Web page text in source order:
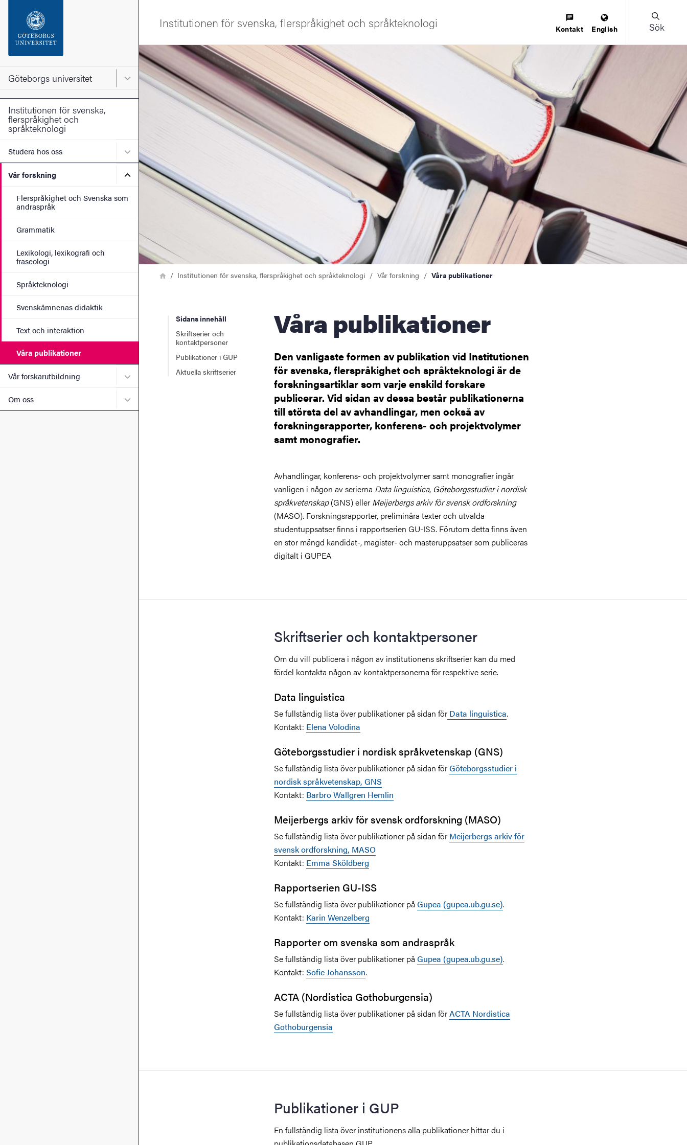
Sidfoten
Om webbplatsen
Göteborgs universitet Huvudmeny för Göteborgs universitet
Institutionen för svenska,
flerspråkighet och
språkteknologi
Studera hos oss Undermeny för Studera hos oss
Vår forskning Undermeny för Vår forskning
Flerspråkighet och Svenska som
andraspråk
Grammatik
Lexikologi, lexikografi och
fraseologi
Språkteknologi
Svenskämnenas didaktik
Text och interaktion
Våra publikationer
Vår forskarutbildning Undermeny för Vår forskarutbildning
Om oss Undermeny för Om oss
Institutionen för svenska, flerspråkighet och språkteknologi Kontakt English Sök
Bild
LänkstigHemInstitutionen för svenska, flerspråkighet och språkteknologi Vår forskning Våra publikationer
Sidans innehåll
Skriftserier och
kontaktpersoner
Publikationer i GUP
Aktuella skriftserier
Våra publikationer
Den vanligaste formen av publikation vid Institutionen
för svenska, flerspråkighet och språkteknologi är de
forskningsartiklar som varje enskild forskare
publicerar. Vid sidan av dessa består publikationerna
till största del av avhandlingar, men också av
forskningsrapporter, konferens- och projektvolymer
samt monografier.
Avhandlingar, konferens- och projektvolymer samt monografier ingår
vanligen i någon av serierna Data linguistica, Göteborgsstudier i nordisk
språkvetenskap(GNS) eller Meijerbergs arkiv för svensk ordforskning
(MASO). Forskningsrapporter, preliminära texter och utvalda
studentuppsatser finns i rapportserien GU-ISS. Förutom detta finns även
en stor mängd kandidat-, magister- och masteruppsatser som publiceras
digitalt i GUPEA.
Skriftserier och kontaktpersoner
Om du vill publicera i någon av institutionens skriftserier kan du med
fördel kontakta någon av kontaktpersonerna för respektive serie.
Data linguistica
Se fullständig lista över publikationer på sidan för Data linguistica.
Kontakt: Elena Volodina
Göteborgsstudier i nordisk språkvetenskap (GNS)
Se fullständig lista över publikationer på sidan förGöteborgsstudier i
nordisk språkvetenskap, GNS
Kontakt: Barbro Wallgren Hemlin
Meijerbergs arkiv för svensk ordforskning (MASO)
Se fullständig lista över publikationer på sidan för Meijerbergs arkiv för
svensk ordforskning, MASO
Kontakt: Emma Sköldberg
Rapportserien GU-ISS
Se fullständig lista över publikationer på Gupea (gupea.ub.gu.se).
Kontakt: Karin Wenzelberg
Rapporter om svenska som andraspråk
Se fullständig lista över publikationer på Gupea (gupea.ub.gu.se).
Kontakt: Sofie Johansson.
ACTA (Nordistica Gothoburgensia)
Se fullständig lista över publikationer på sidan förACTA Nordistica
Gothoburgensia
Publikationer i GUP
En fullständig lista över institutionens alla publikationer hittar du i